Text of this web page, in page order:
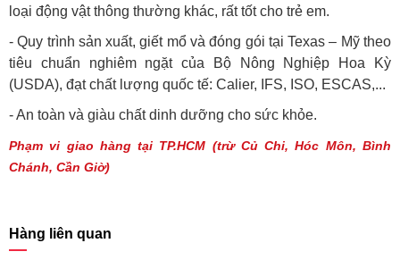
loại động vật thông thường khác, rất tốt cho trẻ em.
- Quy trình sản xuất, giết mổ và đóng gói tại Texas – Mỹ theo
tiêu chuẩn nghiêm ngặt của Bộ Nông Nghiệp Hoa Kỳ
(USDA), đạt chất lượng quốc tế: Calier, IFS, ISO, ESCAS,...
- An toàn và giàu chất dinh dưỡng cho sức khỏe.
Phạm vi giao hàng tại TP.HCM (trừ Củ Chi, Hóc Môn, Bình
Chánh, Cần Giờ)
Hàng liên quan